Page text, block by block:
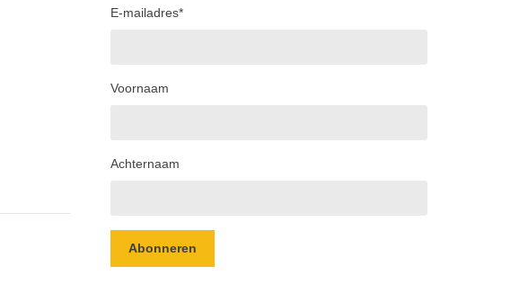
E-mailadres*
Voornaam
Achternaam
Abonneren